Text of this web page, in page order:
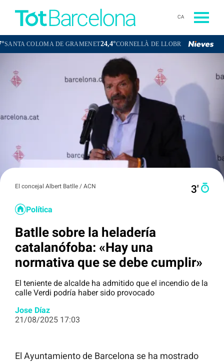
CA
COLOMA DE GRAMENET24,4°CORNELLÀ DE LLOBREGAT23,3°SANT BOI
El concejal Albert Batlle / ACN 3′
Política
Batlle sobre la heladería
catalanófoba: «Hay una
normativa que se debe cumplir»
El teniente de alcalde ha admitido que el incendio de la
calle Verdi podría haber sido provocado
Jose Díaz
21/08/2025 17:03
El Ayuntamiento de Barcelona se ha mostrado